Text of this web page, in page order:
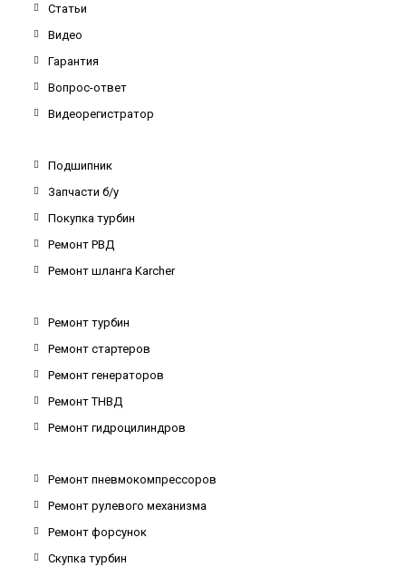
Статьи
Видео
Гарантия
Вопрос-ответ
Видеорегистратор
Подшипник
Запчасти б/у
Покупка турбин
Ремонт РВД
Ремонт шланга Karcher
Ремонт турбин
Ремонт стартеров
Ремонт генераторов
Ремонт ТНВД
Ремонт гидроцилиндров
Ремонт пневмокомпрессоров
Ремонт рулевого механизма
Ремонт форсунок
Скупка турбин